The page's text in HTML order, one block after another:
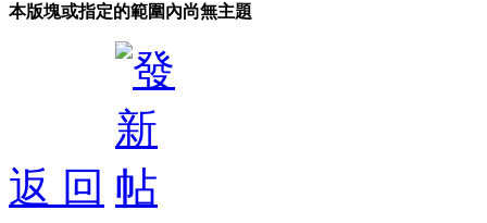
本版塊或指定的範圍內尚無主題
返 回